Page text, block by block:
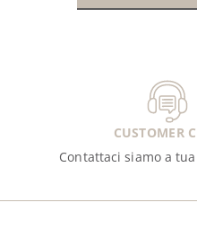
CUSTOMER
Contattaci siamo a